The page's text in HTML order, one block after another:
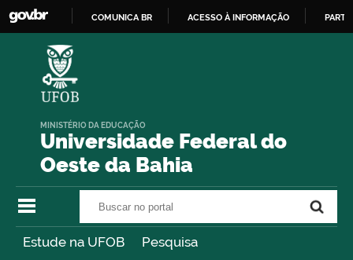
COMUNICA BR ACESSO À INFORMAÇÃO
Universidade Federal do
Oeste da Bahia
MINISTÉRIO DA EDUCAÇÃO
Estude na UFOB
Pesquisa